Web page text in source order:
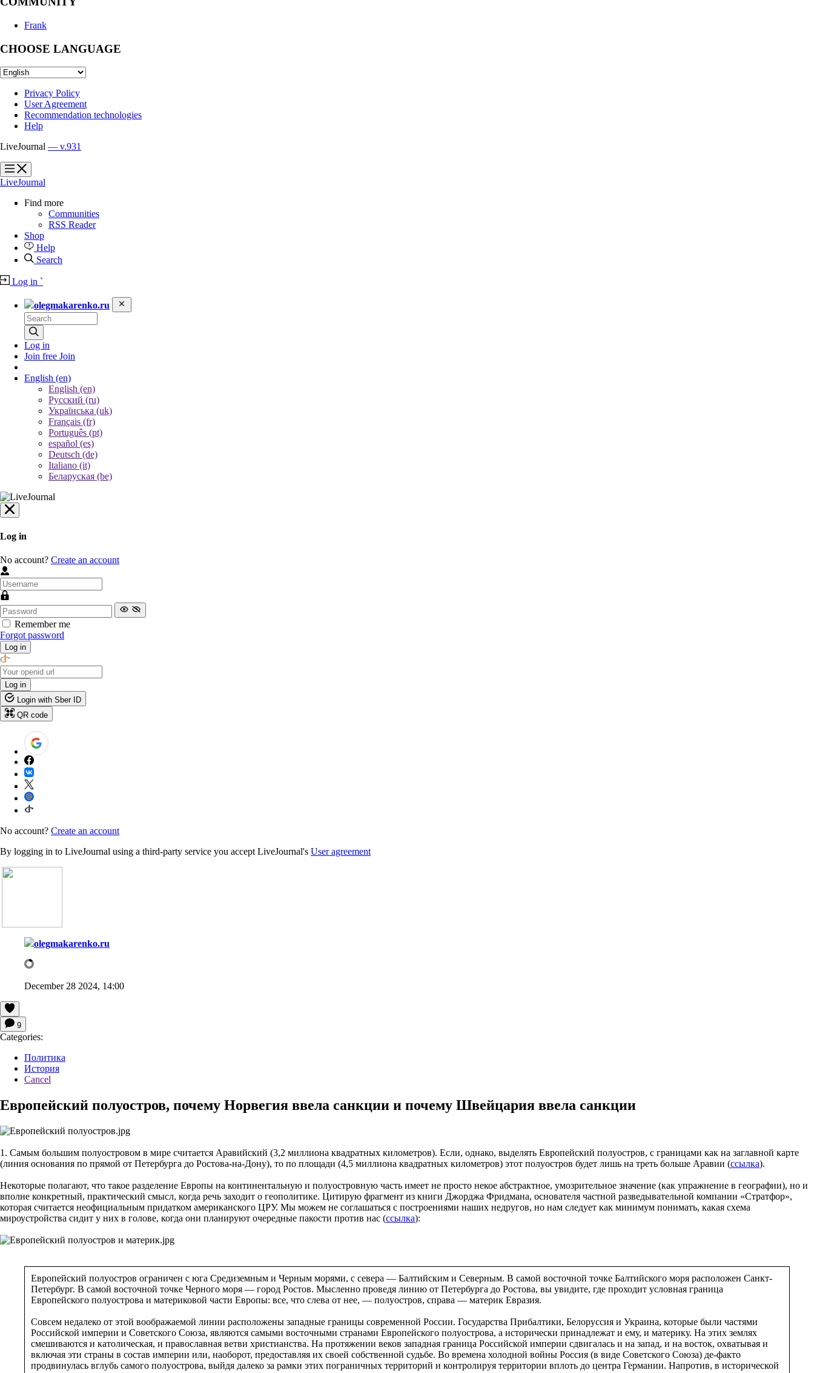
Frank
CHOOSE LANGUAGE
Privacy Policy
User Agreement
Recommendation technologies
Help
LiveJournal — v.931
?
?
LiveJournal
Find more
Communities
RSS Reader
Shop
Help
Search
Log in `
olegmakarenko.ru
Log in
Join free Join
English (en)
English (en)
Русский (ru)
Українська (uk)
Français (fr)
Português (pt)
español (es)
Deutsch (de)
Italiano (it)
Беларуская (be)
Log in
No account? Create an account
Remember me
Forgot password
Log in
Log in
Login with Sber ID
QR code
No account? Create an account
By logging in to LiveJournal using a third-party service you accept LiveJournal's User agreement
olegmakarenko.ru
December 28 2024, 14:00
9
Categories:
Политика
История
Cancel
Европейский полуостров, почему Норвегия ввела санкции и почему Швейцария ввела санкции
1. Самым большим полуостровом в мире считается Аравийский (3,2 миллиона квадратных километров). Если, однако, выделять Европейский полуостров, с границами как на заглавной карте
(линия основания по прямой от Петербурга до Ростова-на-Дону), то по площади (4,5 миллиона квадратных километров) этот полуостров будет лишь на треть больше Аравии (ссылка).
Некоторые полагают, что такое разделение Европы на континентальную и полуостровную часть имеет не просто некое абстрактное, умозрительное значение (как упражнение в географии), но и
вполне конкретный, практический смысл, когда речь заходит о геополитике. Цитирую фрагмент из книги Джорджа Фридмана, основателя частной разведывательной компании «Стратфор»,
которая считается неофициальным придатком американского ЦРУ. Мы можем не соглашаться с построениями наших недругов, но нам следует как минимум понимать, какая схема
мироустройства сидит у них в голове, когда они планируют очередные пакости против нас (ссылка):
Европейский полуостров ограничен с юга Средиземным и Черным морями, с севера — Балтийским и Северным. В самой восточной точке Балтийского моря расположен Санкт-
Петербург. В самой восточной точке Черного моря — город Ростов. Мысленно проведя линию от Петербурга до Ростова, вы увидите, где проходит условная граница
Европейского полуострова и материковой части Европы: все, что слева от нее, — полуостров, справа — материк Евразия.
Совсем недалеко от этой воображаемой линии расположены западные границы современной России. Государства Прибалтики, Белоруссия и Украина, которые были частями
Российской империи и Советского Союза, являются самыми восточными странами Европейского полуострова, а исторически принадлежат и ему, и материку. На этих землях
смешиваются и католическая, и православная ветви христианства. На протяжении веков западная граница Российской империи сдвигалась и на запад, и на восток, охватывая и
включая эти страны в состав империи или, наоборот, предоставляя их своей собственной судьбе. Во времена холодной войны Россия (в виде Советского Союза) де-факто
продвинулась вглубь самого полуострова, выйдя далеко за рамки этих пограничных территорий и контролируя территории вплоть до центра Германии. Напротив, в исторической